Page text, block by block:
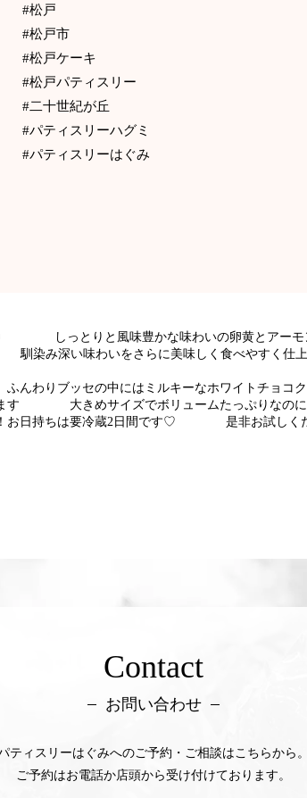
#松戸
#松戸市
#松戸ケーキ
#松戸パティスリー
#二十世紀が丘
#パティスリーハグミ
#パティスリーはぐみ
♬ しっとりと風味豊かな味わいの卵黄とアーモ
染み深い味わいをさらに美味しく食べやす
わりブッセの中にはミルキーなホワイトチョ
ます 大きめサイズでボリュームたっぷりなのに
！お日持ちは要冷蔵2日間です♡ 是非お
Contact
お問い合わせ
ティスリーはぐみへのご予約・ご相談はこちらから。
ご予約はお電話か店頭から受け付けております。